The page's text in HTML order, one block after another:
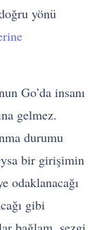
yönü
Go’da insanı
gelmez.
durumu
bir girişimin
odaklanacağı
gibi